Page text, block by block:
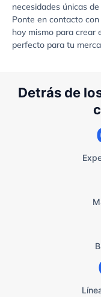
necesidades únicas
Ponte en contacto
hoy mismo para crear
perfecto para tu
Detrás de